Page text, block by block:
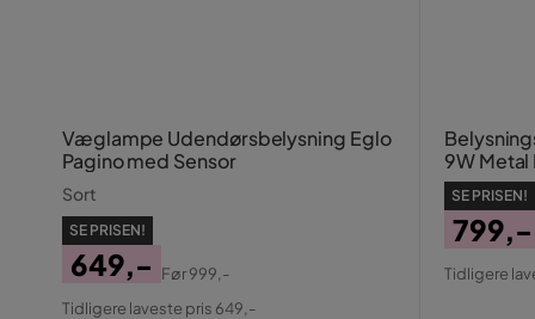
Væglampe Udendørsbelysning Eglo
Pagino med Sensor
Sort
SE PRISEN!
Pris
649,-
Original
Før999,-
Tidligere laveste pris 649,-
9W Metal
SE PRISEN!
Pris
799,-
Tidligere